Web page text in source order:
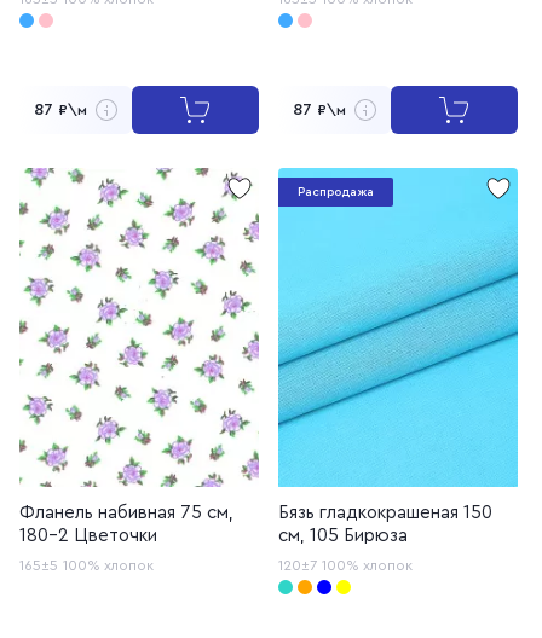
87 ₽\м 87 ₽\м
Фланель набивная 75 см,
180-2 Цветочки
165±5 100% хлопок
Распродажа
Бязь гладкокрашеная 150
см, 105 Бирюза
120±7 100% хлопок